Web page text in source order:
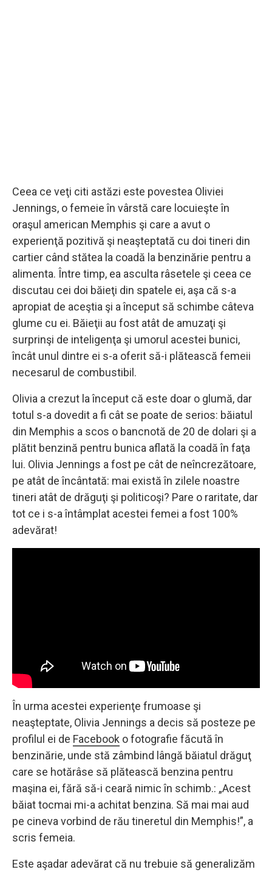
Ceea ce veţi citi astăzi este povestea Oliviei
Jennings, o femeie în vârstă care locuieşte în
oraşul american Memphis şi care a avut o
experienţă pozitivă şi neaşteptată cu doi tineri din
cartier când stătea la coadă la benzinărie pentru a
alimenta. Între timp, ea asculta râsetele şi ceea ce
discutau cei doi băieţi din spatele ei, aşa că s-a
apropiat de aceştia şi a început să schimbe câteva
glume cu ei. Băieţii au fost atât de amuzaţi şi
surprinşi de inteligenţa şi umorul acestei bunici,
încât unul dintre ei s-a oferit să-i plătească femeii
necesarul de combustibil.
Olivia a crezut la început că este doar o glumă, dar
totul s-a dovedit a fi cât se poate de serios: băiatul
din Memphis a scos o bancnotă de 20 de dolari şi a
plătit benzină pentru bunica aflată la coadă în faţa
lui. Olivia Jennings a fost pe cât de neîncrezătoare,
pe atât de încântată: mai există în zilele noastre
tineri atât de drăguţi şi politicoşi? Pare o raritate, dar
tot ce i s-a întâmplat acestei femei a fost 100%
adevărat!
În urma acestei experienţe frumoase şi
neaşteptate, Olivia Jennings a decis să posteze pe
profilul ei de Facebook o fotografie făcută în
benzinărie, unde stă zâmbind lângă băiatul drăguţ
care se hotărâse să plătească benzina pentru
maşina ei, fără să-i ceară nimic în schimb.: „Acest
băiat tocmai mi-a achitat benzina. Să mai mai aud
pe cineva vorbind de rău tineretul din Memphis!”, a
scris femeia.
Este aşadar adevărat că nu trebuie să generalizăm